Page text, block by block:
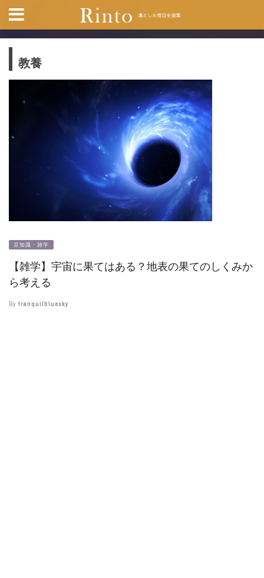
教養
豆知識・雑学
【雑学】宇宙に果てはある？地表の果てのしくみか
ら考える
By tranquilbluesky